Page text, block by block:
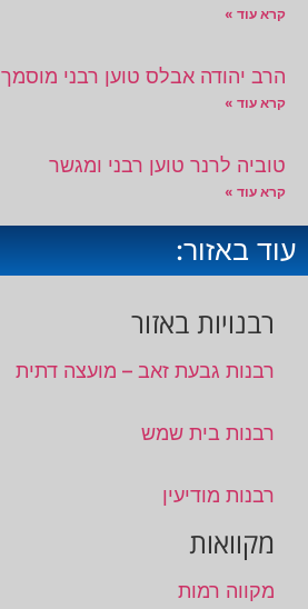
קרא עוד »
הרב יהודה אבלס טוען רבני מוסמך
קרא עוד »
טוביה לרנר טוען רבני ומגשר
קרא עוד »
עוד באזור:
רבנויות באזור
רבנות גבעת זאב – מועצה דתית
רבנות בית שמש
רבנות מודיעין
מקוואות
מקווה רמות